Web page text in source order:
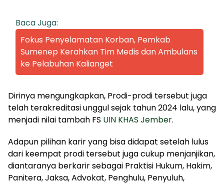
Baca Juga:
Fokus Penyelamatan Korban, Pemkab
Sumenep Kerahkan Tim Medis dan Ambulans
ke Pelabuhan Kalianget
Dirinya mengungkapkan, Prodi-prodi tersebut juga
telah terakreditasi unggul sejak tahun 2024 lalu, yang
menjadi nilai tambah FS UIN KHAS Jember.
Adapun pilihan karir yang bisa didapat setelah lulus
dari keempat prodi tersebut juga cukup menjanjikan,
diantaranya berkarir sebagai Praktisi Hukum, Hakim,
Panitera, Jaksa, Advokat, Penghulu, Penyuluh,